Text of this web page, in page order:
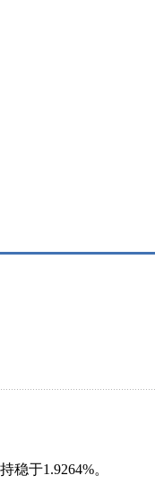
于1.9264%。